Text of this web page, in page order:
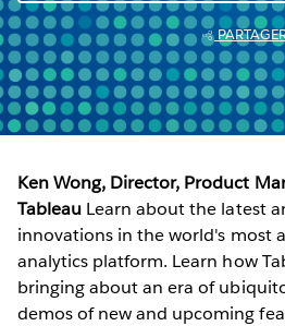
Ken Wong, Director, Product
Tableau Learn about the latest
innovations in the world's most
analytics platform. Learn how
bringing about an era of
demos of new and upcoming